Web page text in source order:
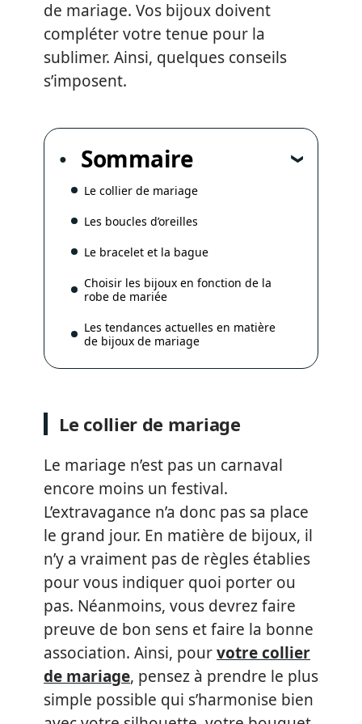
de mariage. Vos bijoux doivent
compléter votre tenue pour la
sublimer. Ainsi, quelques conseils
s’imposent.
Sommaire
Le collier de mariage
Les boucles d’oreilles
Le bracelet et la bague
Choisir les bijoux en fonction de la
robe de mariée
Les tendances actuelles en matière
de bijoux de mariage
Le collier de mariage
Le mariage n’est pas un carnaval
encore moins un festival.
L’extravagance n’a donc pas sa place
le grand jour. En matière de bijoux, il
n’y a vraiment pas de règles établies
pour vous indiquer quoi porter ou
pas. Néanmoins, vous devrez faire
preuve de bon sens et faire la bonne
association. Ainsi, pourvotre collier
de mariage, pensez à prendre le plus
simple possible qui s’harmonise bien